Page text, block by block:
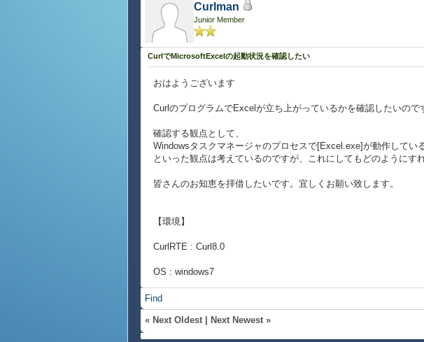
Curlman
Junior Member
CurlでMicrosoftExcelの起動状況を確認したい
おはようございます
CurlのプログラムでExcelが立ち上がっているかを確認したいので
確認する観点として、
Windowsタスクマネージャのプロセスで[Excel.exe]が動作している
といった観点は考えているのですが、これにしてもどのようにす
皆さんのお知恵を拝借したいです。宜しくお願い致します。
【環境】
CurlRTE : Curl8.0
OS : windows7
Find
« Next Oldest Next Newest »